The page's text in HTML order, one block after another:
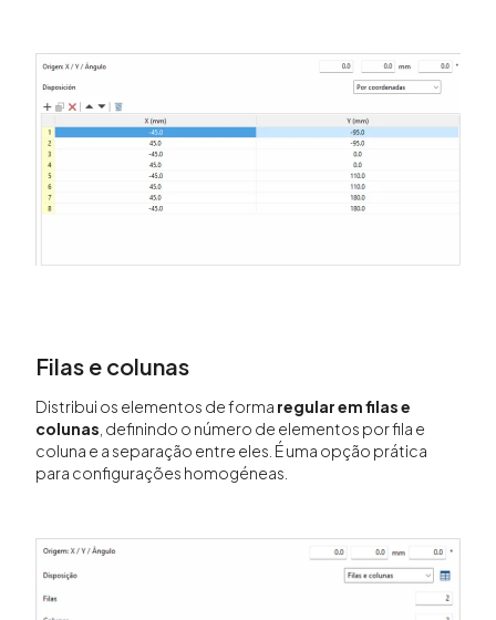
Filas e colunas
Distribui os elementos de forma regular em filas e
colunas , definindo o número de elementos por fila e
coluna e a separação entre eles. É uma opção prática
para configurações homogéneas.